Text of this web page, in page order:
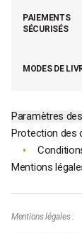
La presse
Demande de
Nos best-
Moins cher par
PAIEMENTS
SÉCURISÉS
MODES DE
Paramètres
Protection des
•
Mentions
Mentions légales :